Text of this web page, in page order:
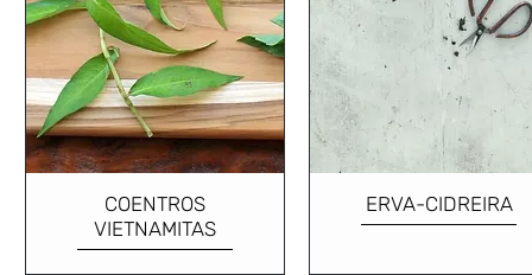
COENTROS
VIETNAMITAS
ERVA-CIDREIRA